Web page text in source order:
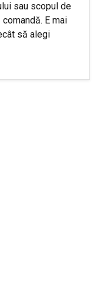
sau scopul de
E mai
să alegi